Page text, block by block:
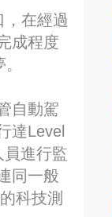
，在經過
成程度
自動駕
達Level
進行監
同一般
科技測